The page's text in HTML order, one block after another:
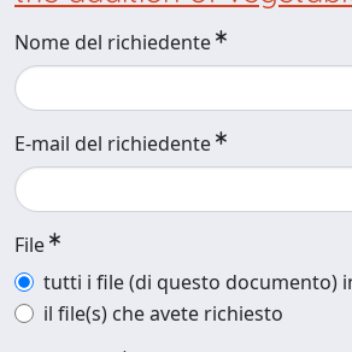
Nome del richiedente
E-mail del richiedente
File
tutti i file (di questo documento)
il file(s) che avete richiesto